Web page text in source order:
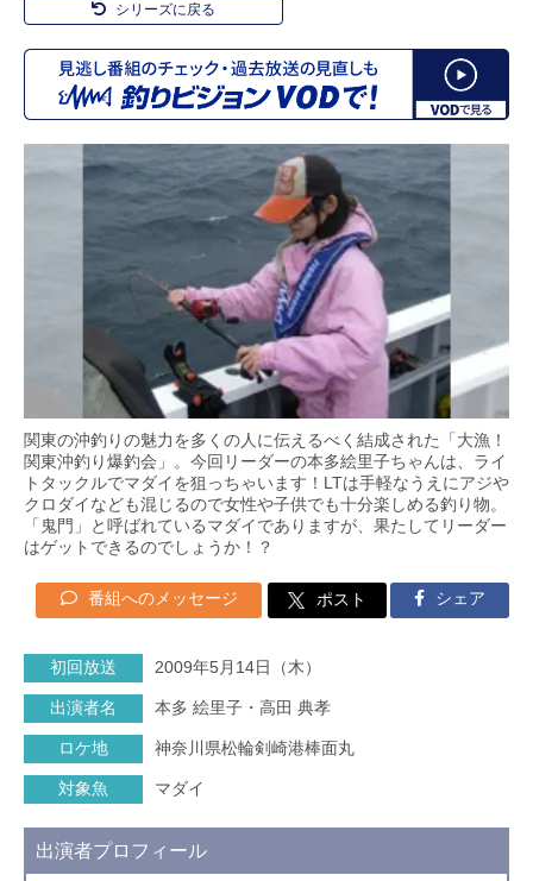
シリーズに戻る
関東の沖釣りの魅力を多くの人に伝えるべく結成された「大漁！
関東沖釣り爆釣会」。今回リーダーの本多絵里子ちゃんは、ライ
トタックルでマダイを狙っちゃいます！LTは手軽なうえにアジや
クロダイなども混じるので女性や子供でも十分楽しめる釣り物。
「鬼門」と呼ばれているマダイでありますが、果たしてリーダー
はゲットできるのでしょうか！？
番組へのメッセージ ポスト シェア
初回放送 2009年5月14日（木）
出演者名 本多 絵里子・高田 典孝
ロケ地 神奈川県松輪剣崎港棒面丸
対象魚 マダイ
出演者プロフィール